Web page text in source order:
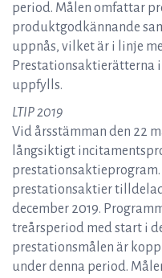
period. Målen omfattar
produktgodkännande
uppnås, vilket är i linje
Prestationsaktierätterna
uppfylls.
LTIP 2019
Vid årsstämman den 22
långsiktigt
prestationsaktier
december 2019.
treårsperiod med start i
prestationsmålen är
under denna period.